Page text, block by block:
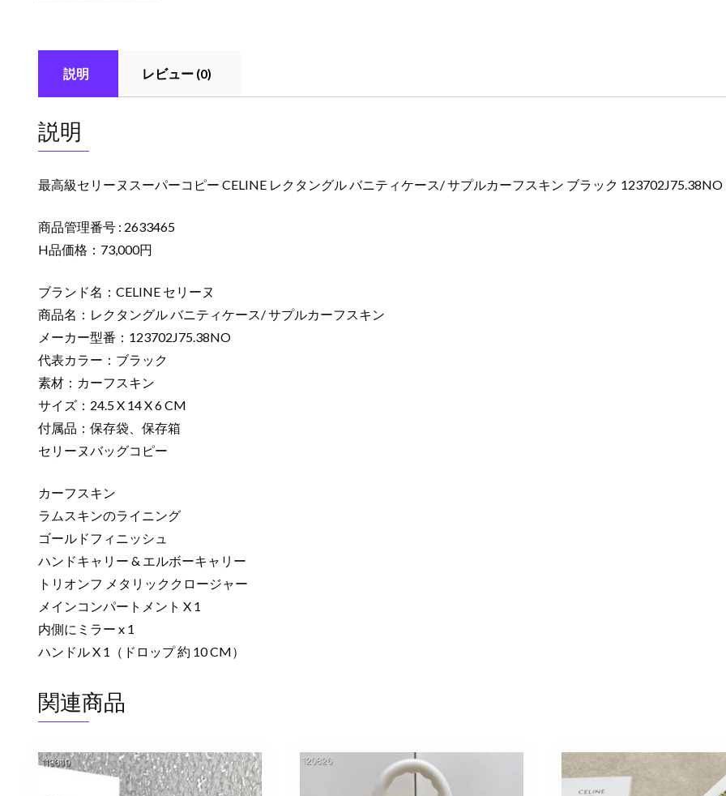
ク
ー
説明 レビュー (0)
説明
最高級セリーヌスーパーコピー CELINE レクタングル バニティケース/ サプルカーフスキン ブラック 123702J75.38NO
商品管理番号 : 2633465
H品価格：73,000円
ブランド名：CELINE セリーヌ
商品名：レクタングル バニティケース/ サプルカーフスキン
メーカー型番：123702J75.38NO
代表カラー：ブラック
素材：カーフスキン
サイズ：24.5 X 14 X 6 CM
付属品：保存袋、保存箱
セリーヌバッグコピー
カーフスキン
ラムスキンのライニング
ゴールドフィニッシュ
ハンドキャリー & エルボーキャリー
トリオンフ メタリッククロージャー
メインコンパートメント X 1
内側にミラー x 1
ハンドル X 1（ドロップ 約 10 CM）
関連商品